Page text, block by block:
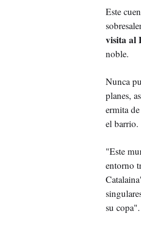
Este
visita al
noble.
Nunca
planes,
ermita
el barrio.
"Este
entorno
su copa".